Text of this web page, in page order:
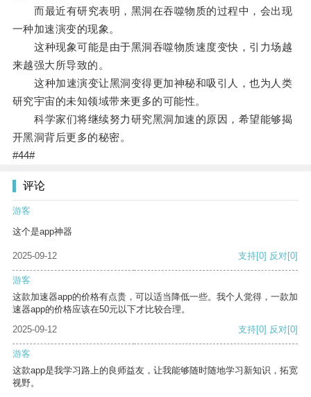
而最近有研究表明，黑洞在吞噬物质的过程中，会出现
一种加速演变的现象。
这种现象可能是由于黑洞吞噬物质速度变快，引力场越
来越强大所导致的。
这种加速演变让黑洞变得更加神秘和吸引人，也为人类
研究宇宙的未知领域带来更多的可能性。
科学家们将继续努力研究黑洞加速的原因，希望能够揭
开黑洞背后更多的秘密。
#44#
评论
游客
这个是app神器
2025-09-12 支持[0] 反对[0]
游客
这款加速器app的价格有点贵，可以适当降低一些。我个人觉得，一款加
速器app的价格应该在50元以下才比较合理。
2025-09-12
支持[0] 反对[0]
游客
这款app是我学习路上的良师益友，让我能够随时随地学习新知识，拓宽
视野。